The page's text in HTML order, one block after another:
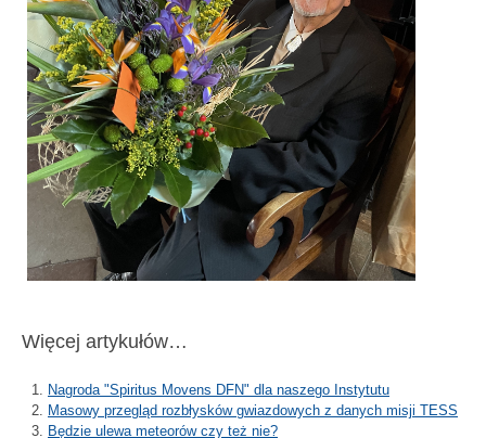
Więcej artykułów…
Nagroda "Spiritus Movens DFN" dla naszego Instytutu
Masowy przegląd rozbłysków gwiazdowych z danych misji TESS
Będzie ulewa meteorów czy też nie?